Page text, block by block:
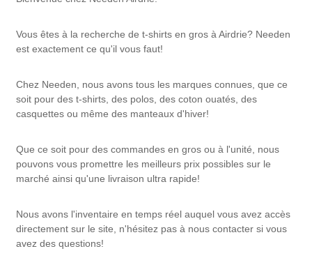
Vous êtes à la recherche de t-shirts en gros à Airdrie? Needen
est exactement ce qu'il vous faut!
Chez Needen, nous avons tous les marques connues, que ce
soit pour des t-shirts, des polos, des coton ouatés, des
casquettes ou même des manteaux d'hiver!
Que ce soit pour des commandes en gros ou à l'unité, nous
pouvons vous promettre les meilleurs prix possibles sur le
marché ainsi qu'une livraison ultra rapide!
Nous avons l'inventaire en temps réel auquel vous avez accès
directement sur le site, n'hésitez pas à nous contacter si vous
avez des questions!